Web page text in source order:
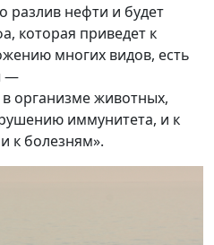
разлив нефти и будет
которая приведет к
многих видов, есть
—
организме животных,
иммунитета, и к
к болезням».